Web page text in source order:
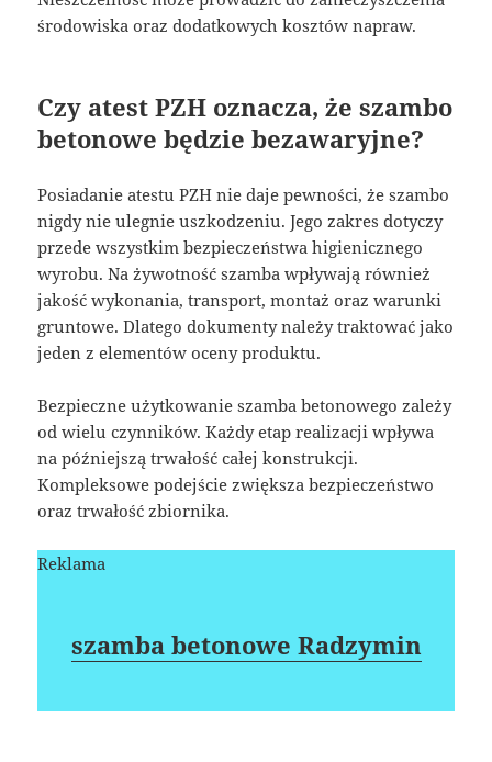
środowiska oraz dodatkowych kosztów napraw.
Czy atest PZH oznacza, że szambo
betonowe będzie bezawaryjne?
Posiadanie atestu PZH nie daje pewności, że szambo
nigdy nie ulegnie uszkodzeniu. Jego zakres dotyczy
przede wszystkim bezpieczeństwa higienicznego
wyrobu. Na żywotność szamba wpływają również
jakość wykonania, transport, montaż oraz warunki
gruntowe. Dlatego dokumenty należy traktować jako
jeden z elementów oceny produktu.
Bezpieczne użytkowanie szamba betonowego zależy
od wielu czynników. Każdy etap realizacji wpływa
na późniejszą trwałość całej konstrukcji.
Kompleksowe podejście zwiększa bezpieczeństwo
oraz trwałość zbiornika.
Reklama
szamba betonowe Radzymin